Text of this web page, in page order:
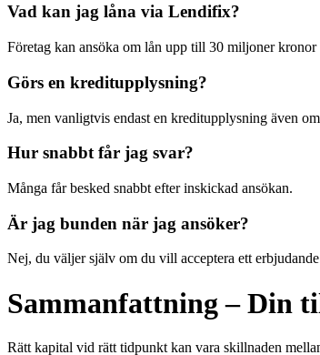
Vad kan jag låna via Lendifix?
Företag kan ansöka om lån upp till 30 miljoner
Görs en kreditupplysning?
Ja, men vanligtvis endast en kreditupplysning även
Hur snabbt får jag svar?
Många får besked snabbt efter inskickad ansökan.
Är jag bunden när jag ansöker?
Nej, du väljer själv om du vill acceptera ett
Sammanfattning – Din
Rätt kapital vid rätt tidpunkt kan vara skillnaden